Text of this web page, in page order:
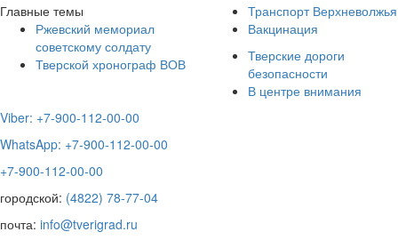
Главные темы
Ржевский мемориал
советскому солдату
Тверской хронограф ВОВ
Транспорт Верхневолжья
Вакцинация
Тверские дороги
безопасности
В центре внимания
Viber: +7-900-112-00-00
WhatsApp: +7-900-112-00-00
+7-900-112-00-00
городской: (4822) 78-77-04
почта: info@tverigrad.ru